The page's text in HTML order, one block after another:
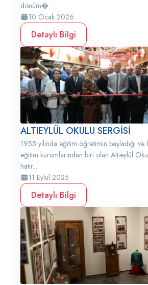
dönüm�...
10 Ocak 2026
Detaylı Bilgi
ALTIEYLÜL OKULU SERGİSİ
1955 yılında eğitim öğretimin başladığı ve
eğitim kurumlarından biri olan Altıeylül
hatır...
11 Eylül 2025
Detaylı Bilgi